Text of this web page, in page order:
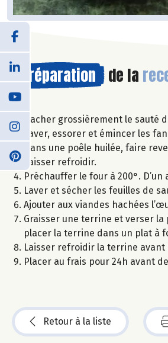
Préparation de la
Hacher grossièrement le sauté
Laver, essorer et émincer les
Dans une poêle huilée, faire
Laisser refroidir.
Préchauffer le four à 200°.
Laver et sécher les feuilles de
Ajouter aux viandes hachées
Graisser une terrine et verser la
placer la terrine dans un plat à
Laisser refroidir la terrine
Placer au frais pour 24h avant
Retour à la liste